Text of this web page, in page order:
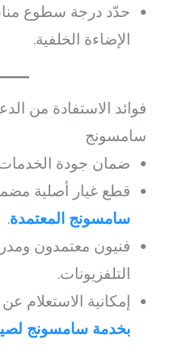
حدّد درجة سطوع
الإضاءة الخلفية.
فوائد الاستفادة من
سامسونج
ضمان جودة
قطع غيار أصلية
سامسونج المعتمدة.
فنيون معتمدون
التلفزيونات.
إمكانية الاستعلام
بخدمة سامسونج